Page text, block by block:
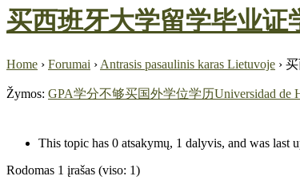
买西班牙大学留学毕业证
Home › Forumai › Antrasis pasaulinis karas Lietuvoje ›
Žymos: GPA学分不够买国外学位学历Universidad de
This topic has 0 atsakymų, 1 dalyvis, and was last
Rodomas 1 įrašas (viso: 1)